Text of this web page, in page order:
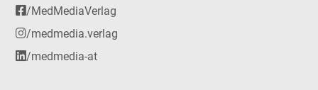
/MedMediaVerlag
/medmedia.verlag
/medmedia-at